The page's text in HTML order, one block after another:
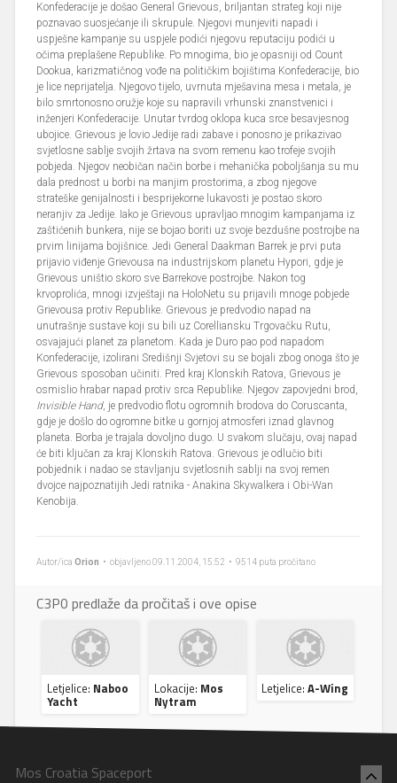
Konfederacije je došao General Grievous, briljantan strateg koji nije
poznavao suosjećanje ili skrupule. Njegovi munjeviti napadi i
uspješne kampanje su uspjele podići njegovu reputaciju podići u
očima preplašene Republike. Po mnogima, bio je opasniji od Count
Dookua, karizmatičnog vođe na političkim bojištima Konfederacije, bio
je lice neprijatelja. Njegovo tijelo, uvrnuta mješavina mesa i metala, je
bilo smrtonosno oružje koje su napravili vrhunski znanstvenici i
inženjeri Konfederacije. Unutar tvrdog oklopa kuca srce besavjesnog
ubojice. Grievous je lovio Jedije radi zabave i ponosno je prikazivao
svjetlosne sablje svojih žrtava na svom remenu kao trofeje svojih
pobjeda. Njegov neobičan način borbe i mehanička poboljšanja su mu
dala prednost u borbi na manjim prostorima, a zbog njegove
strateške genijalnosti i besprijekorne lukavosti je postao skoro
neranjiv za Jedije. Iako je Grievous upravljao mnogim kampanjama iz
zaštićenih bunkera, nije se bojao boriti uz svoje bezdušne postrojbe na
prvim linijama bojišnice. Jedi General Daakman Barrek je prvi puta
prijavio viđenje Grievousa na industrijskom planetu Hypori, gdje je
Grievous uništio skoro sve Barrekove postrojbe. Nakon tog
krvoprolića, mnogi izvještaji na HoloNetu su prijavili mnoge pobjede
Grievousa protiv Republike. Grievous je predvodio napad na
unutrašnje sustave koji su bili uz Corelliansku Trgovačku Rutu,
osvajajući planet za planetom. Kada je Duro pao pod napadom
Konfederacije, izolirani Središnji Svjetovi su se bojali zbog onoga što je
Grievous sposoban učiniti. Pred kraj Klonskih Ratova, Grievous je
osmislio hrabar napad protiv srca Republike. Njegov zapovjedni brod,
Invisible Hand, je predvodio flotu ogromnih brodova do Coruscanta,
gdje je došlo do ogromne bitke u gornjoj atmosferi iznad glavnog
planeta. Borba je trajala dovoljno dugo. U svakom slučaju, ovaj napad
će biti ključan za kraj Klonskih Ratova. Grievous je odlučio biti
pobjednik i nadao se stavljanju svjetlosnih sablji na svoj remen
dvojce najpoznatijih Jedi ratnika - Anakina Skywalkera i Obi-Wan
Kenobija.
Autor/icaOrion • objavljeno 09.11.2004, 15:52 • 9514 puta pročitano
C3P0 predlaže da pročitaš i ove opise
Letjelice: Naboo
Yacht
Lokacije: Mos
Nytram
Letjelice:A-Wing
Mos Croatia Spaceport